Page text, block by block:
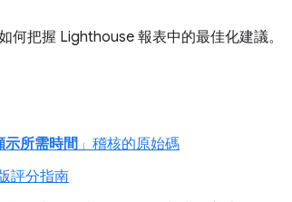
何把握 Lighthouse 報表中的最佳化建議。
所需時間 」稽核的原始碼
評分指南